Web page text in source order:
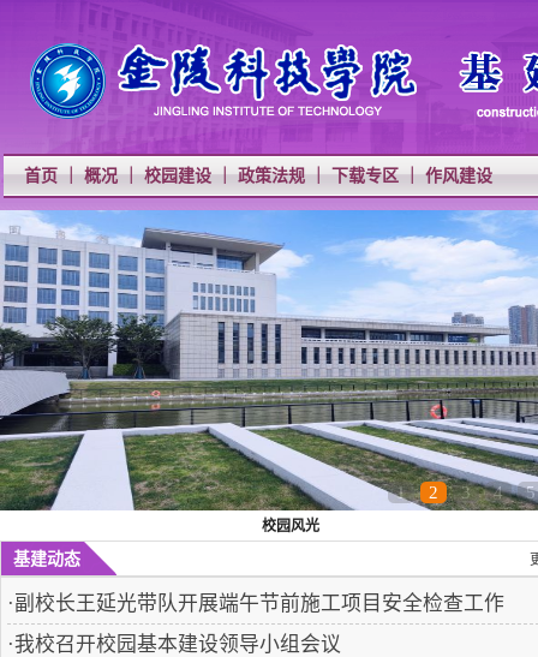
首页 ｜ 概况 ｜ 校园建设 ｜ 政策法规 ｜ 下载专区 ｜ 作风建设
1 2 3 4 5
校园风光
基建动态
·副校长王延光带队开展端午节前施工项目安全检查工作
·我校召开校园基本建设领导小组会议